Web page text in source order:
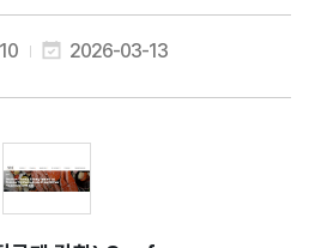
10 2026-03-13